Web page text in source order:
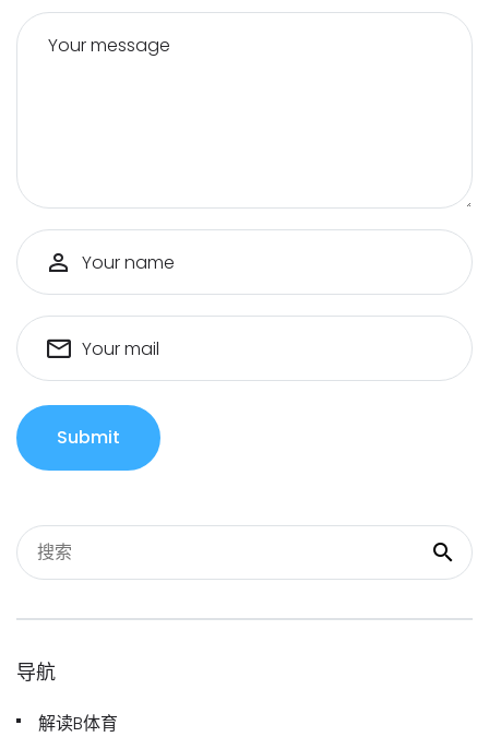
Your message
Your name
Your mail
Submit
导航
解读B体育